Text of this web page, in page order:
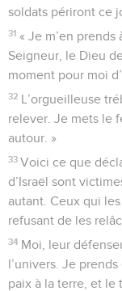
soldats périront ce
31 « Je m’en
Seigneur, le Dieu
moment pour moi
32 L’orgueilleuse
relever. Je mets le
autour. »
33 Voici ce que
d’Israël sont
autant. Ceux qui
refusant de les
34 Moi, leur
l’univers. Je
paix à la terre, et le